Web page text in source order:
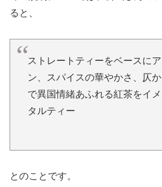
ると、
ストレートティーをベースに
ン、スパイスの華やかさ、仄
で異国情緒あふれる紅茶をイ
タルティー
とのことです。